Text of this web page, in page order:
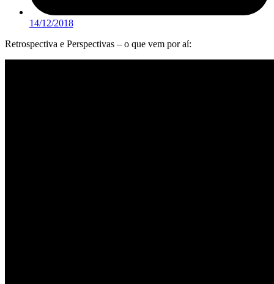
14/12/2018
Retrospectiva e Perspectivas – o que vem por aí: